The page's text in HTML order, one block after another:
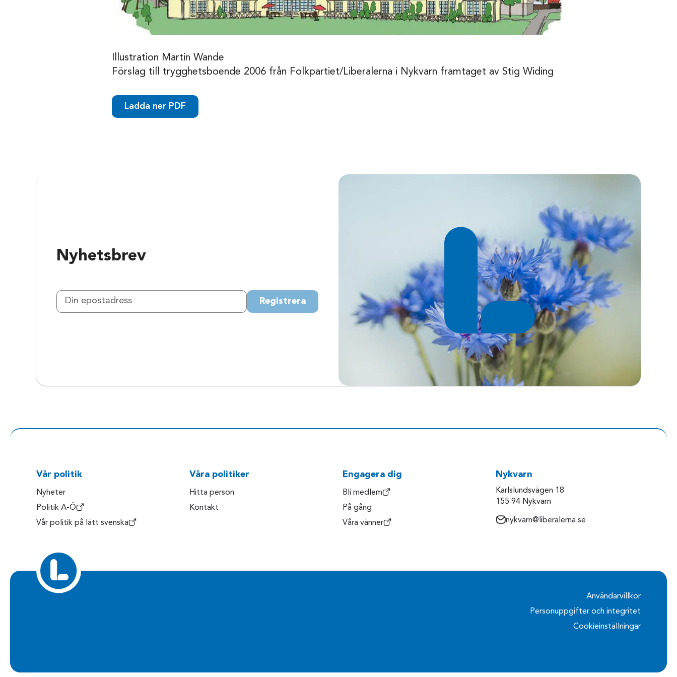
Illustration Martin Wande
Förslag till trygghetsboende 2006 från Folkpartiet/Liberalerna i Nykvarn framtaget av Stig Widing
Ladda ner PDF
Nyhetsbrev
Registrera
Vår politik
Nyheter
Politik A-Ö
Vår politik på lätt svenska
Våra politiker
Hitta person
Kontakt
Engagera dig
Bli medlem
På gång
Våra vänner
Nykvarn
Karlslundsvägen 18
155 94 Nykvarn
nykvarn@liberalerna.se
Användarvillkor
Personuppgifter och integritet
Cookieinställningar